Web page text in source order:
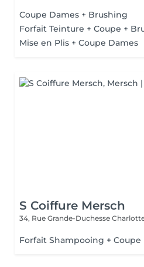
Coupe Dames + Brushing
Forfait Teinture + Coupe +
Mise en Plis + Coupe Dames
S Coiffure Mersch
34, Rue Grande-Duchesse
Forfait Shampooing + Coupe